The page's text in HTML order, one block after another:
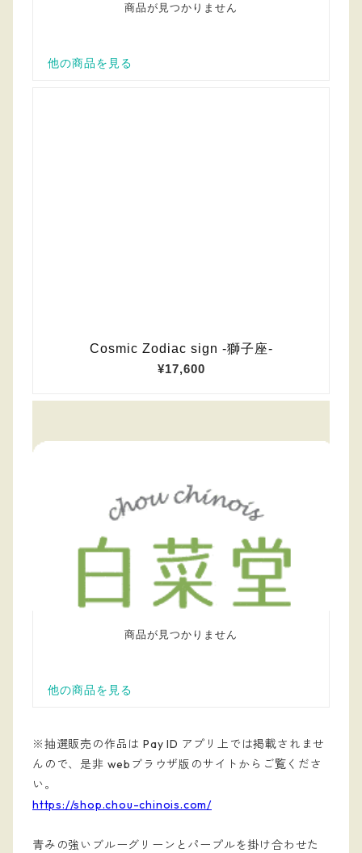
※抽選販売の作品は Pay ID アプリ上では掲載されませ
んので、是非 webブラウザ版のサイトからご覧くださ
い。
https://shop.chou-chinois.com/
青みの強いブルーグリーンとパープルを掛け合わせた